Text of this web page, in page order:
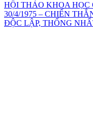
HỘI THẢO KHOA HỌC
30/4/1975 – CHIẾN
ĐỘC LẬP, THỐNG